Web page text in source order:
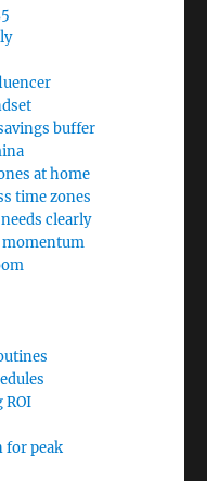
buffer
at home
time zones
clearly
momentum
ROI
for peak